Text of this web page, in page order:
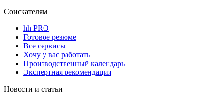
Соискателям
hh PRO
Готовое резюме
Все сервисы
Хочу у вас работать
Производственный календарь
Экспертная рекомендация
Новости и статьи